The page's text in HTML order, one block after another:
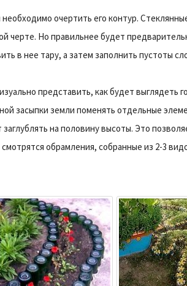
очертить его контур.
черте. Но правильнее будет
в нее тару, а затем заполнить пустоты
представить, как будет выглядеть
засыпки земли поменять отдельные
на половину высоты. Это
обрамления, собранные из 2-3